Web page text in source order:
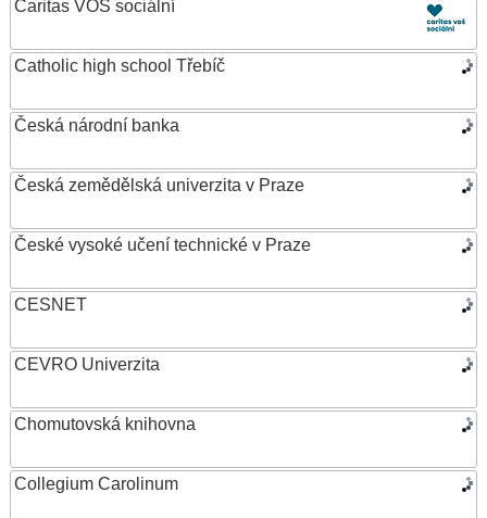
Caritas VOŠ sociální
Catholic high school Třebíč
Česká národní banka
Česká zemědělská univerzita v Praze
České vysoké učení technické v Praze
CESNET
CEVRO Univerzita
Chomutovská knihovna
Collegium Carolinum